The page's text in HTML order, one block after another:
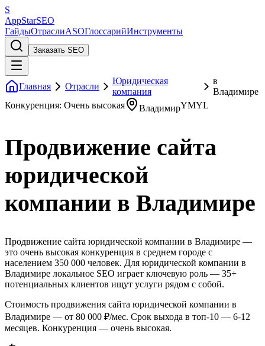
S
AppStarSEO
ГайдыОтраслиASOГлоссарийИнструменты
Заказать SEO
Главная Отрасли
Юридическая
компания
в
Владимире
Конкуренция: Очень высокая
ВладимирYMYL
Продвижение сайта
юридической
компании в Владимире
Продвижение сайта юридической компании в Владимире —
это очень высокая конкуренция в среднем городе с
населением 350 000 человек. Для юридической компании в
Владимире локальное SEO играет ключевую роль — 35+
потенциальных клиентов ищут услуги рядом с собой.
Стоимость продвижения сайта юридической компании в
Владимире — от 80 000 ₽/мес. Срок выхода в топ-10 — 6-12
месяцев. Конкуренция — очень высокая.